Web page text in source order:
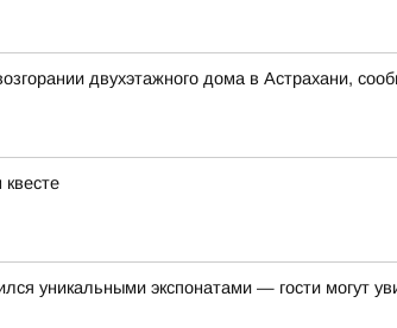
двухэтажного дома в Астрахани,
квесте
уникальными экспонатами — гости